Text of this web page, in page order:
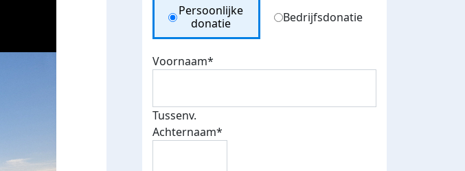
Donation Type
Persoonlijke
donatie
Bedrijfsdonatie
Voornaam*
Tussenv.
Achternaam*